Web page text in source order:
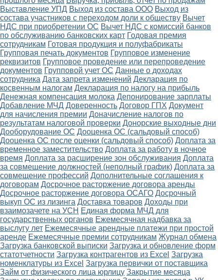
Выставление УПД Выход из состава ООО Выход из
состава участников с переходом доли к обществу Вычет
НДС при приобретении ОС Вычет НДС с комиссий банков
по обслуживанию банковских карт Годовая премия
сотрудникам Готовая продукция и полуфабрикаты
Групповая печать документов Групповое изменение
реквизитов Групповое проведение или перепроведение
документов Групповой учет ОС Данные о доходах
сотрудника Дата запрета изменений Декларация по
косвенным налогам Декларация по налогу на прибыль
Денежная компенсация молока Депонирование зарплаты
Добавление МЧД Доверенность Договор ГПХ Документ
для начисления премии Доначисление налогов по
результатам налоговой проверки Донорские выходные дни
Дооборудование ОС Дооценка ОС (сальдовый способ)
Дооценка ОС после оценки (сальдовый способ) Доплата за
временное заместительство Доплата за работу в ночное
время Доплата за расширение зон обслуживания Доплата
за совмещение должностей (неполный график) Доплата за
совмещение профессий Дополнительные соглашения к
договорам Досрочное расторжение договора аренды
Досрочное расторжение договора ОСАГО Досрочный
выкуп ОС из лизинга Доставка товаров Доходы при
взаимозачете на УСН Единая форма МЧД для
государственных органов Ежемесячная надбавка за
выслугу лет Ежемесячные арендные платежи при простой
аренде Ежемесячные премии сотрудникам Журнал обмена
Загрузка банковской выписки Загрузка и обновление форм
статотчетности Загрузка контрагентов из Excel Загрузка
номенклатуры из Excel Загрузка первички от поставщика
Займ от физического лица юрлицу Закрытие месяца